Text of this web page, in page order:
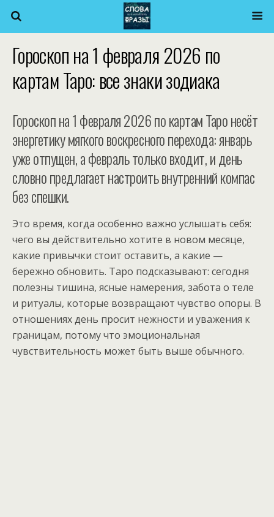
Гороскоп на 1 февраля 2026 по
картам Таро: все знаки зодиака
Гороскоп на 1 февраля 2026 по картам Таро несёт
энергетику мягкого воскресного перехода: январь
уже отпущен, а февраль только входит, и день
словно предлагает настроить внутренний компас
без спешки.
Это время, когда особенно важно услышать себя:
чего вы действительно хотите в новом месяце,
какие привычки стоит оставить, а какие —
бережно обновить. Таро подсказывают: сегодня
полезны тишина, ясные намерения, забота о теле
и ритуалы, которые возвращают чувство опоры. В
отношениях день просит нежности и уважения к
границам, потому что эмоциональная
чувствительность может быть выше обычного.